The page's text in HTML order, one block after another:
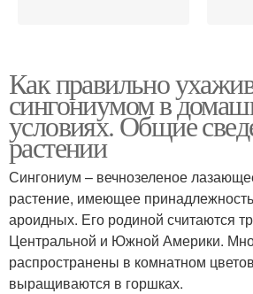
условиях
Ушковатый уход
Сингониум с фото
Как правильно
сингониумом в
условиях. Общие
растении
Сингониум – вечнозеленое
растение, имеющее
ароидных. Его родиной считаются
Центральной и Южной Америки.
распространены в комнатном
выращиваются в горшках.